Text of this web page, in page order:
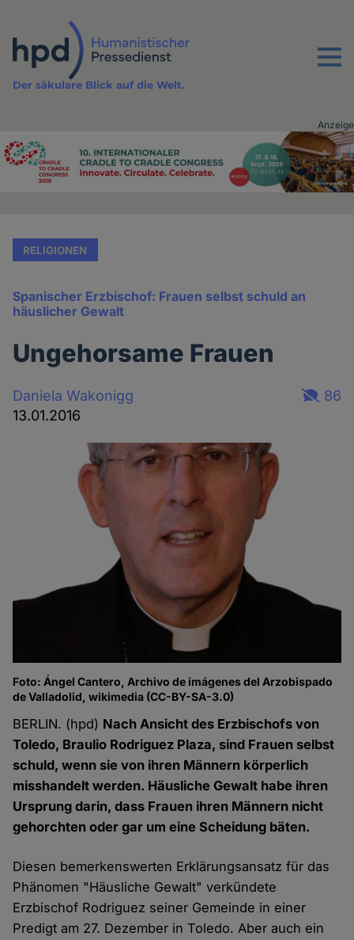
Inhalt
Menu
Der säkulare Blick auf die Welt.
Advertising
Anzeige
RELIGIONEN
Spanischer Erzbischof: Frauen selbst schuld an
häuslicher Gewalt
Ungehorsame Frauen
Daniela Wakonigg
13.01.2016
86
Foto: Ángel Cantero, Archivo de imágenes del Arzobispado
de Valladolid, wikimedia (CC-BY-SA-3.0)
BERLIN. (hpd) Nach Ansicht des Erzbischofs von
Toledo, Braulio Rodriguez Plaza, sind Frauen selbst
schuld, wenn sie von ihren Männern körperlich
misshandelt werden. Häusliche Gewalt habe ihren
Ursprung darin, dass Frauen ihren Männern nicht
gehorchten oder gar um eine Scheidung bäten.
Diesen bemerkenswerten Erklärungsansatz für das
Phänomen "Häusliche Gewalt" verkündete
Erzbischof Rodriguez seiner Gemeinde in einer
Predigt am 27. Dezember in Toledo. Aber auch ein